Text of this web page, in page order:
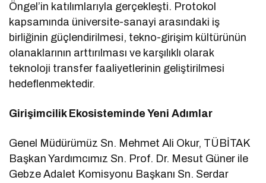
Öngel’in katılımlarıyla gerçekleşti. Protokol
kapsamında üniversite-sanayi arasındaki iş
birliğinin güçlendirilmesi, tekno-girişim kültürünün
olanaklarının arttırılması ve karşılıklı olarak
teknoloji transfer faaliyetlerinin geliştirilmesi
hedeflenmektedir.
Girişimcilik Ekosisteminde Yeni Adımlar
Genel Müdürümüz Sn. Mehmet Ali Okur, TÜBİTAK
Başkan Yardımcımız Sn. Prof. Dr. Mesut Güner ile
Gebze Adalet Komisyonu Başkanı Sn. Serdar